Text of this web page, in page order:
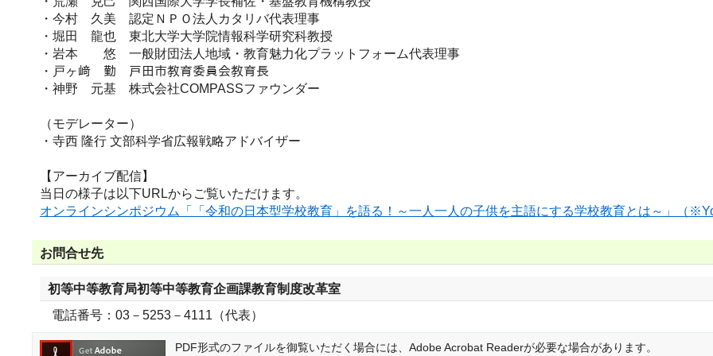
・今村 久美 認定ＮＰＯ法人カタリバ代表理事
・堀田 龍也 東北大学大学院情報科学研究科教授
・岩本 悠 一般財団法人地域・教育魅力化プラットフォーム代表理事
・戸ヶ﨑 勤 戸田市教育委員会教育長
・神野 元基 株式会社COMPASSファウンダー
（モデレーター）
・寺西 隆行 文部科学省広報戦略アドバイザー
【アーカイブ配信】
当日の様子は以下URLからご覧いただけます。
オンラインシンポジウム「「令和の日本型学校教育」を語る！～一人一人の子供を主語にする学校教育とは～」（
お問合せ先
初等中等教育局初等中等教育企画課教育制度改革室
電話番号：03－5253－4111（代表）
PDF形式のファイルを御覧いただく場合には、Adobe Acrobat Readerが必要な場合があります。